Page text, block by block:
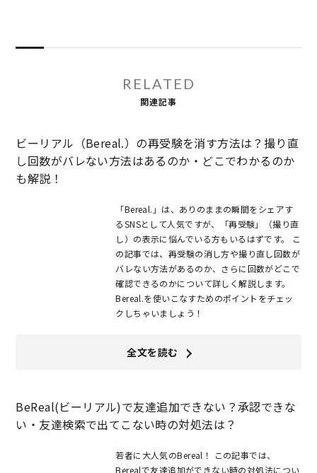
RELATED
関連記事
ビーリアル（Bereal.）の再受験を消す方法は？撮り直
し回数がバレない方法はあるのか・どこでわかるのか
も解説！
「Bereal.」は、ありのままの瞬間をシェアす
るSNSとして人気ですが、「再受験」（撮り直
し）の表示に悩んでいる方もいるはずです。 こ
の記事では、再受験の消し方や撮り直し回数が
バレない方法があるのか、さらに回数がどこで
確認できるのかについて詳しく解説します。
Bereal.を使いこなすためのポイントをチェッ
クしちゃいましょう！
全文を読む
BeReal(ビーリアル)で友達追加できない？承認できな
い・友達検索で出てこない時の対処法は？
若者に大人気のBereal！ この記事では、
Berealで友達追加ができない時の対処法につい